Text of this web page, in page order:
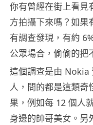
你有曾經在街上看見
方拍攝下來嗎？如果
有調查發現，有約
公眾場合，偷偷的把
這個調查是由 Nokia
人，問的都是這類奇
果，例如每 12 個人
身邊的帥哥美女。另